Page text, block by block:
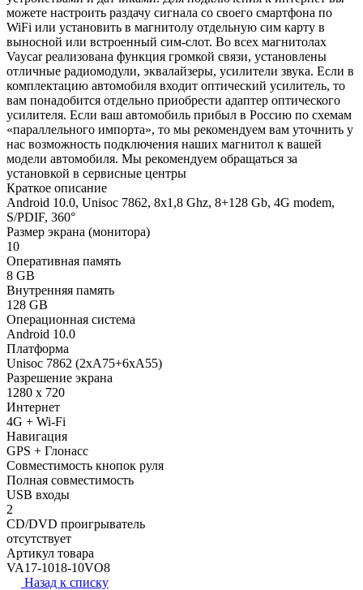
можете настроить раздачу сигнала со своего смартфона по
WiFi или установить в магнитолу отдельную сим карту в
выносной или встроенный сим-слот. Во всех магнитолах
Vaycar реализована функция громкой связи, установлены
отличные радиомодули, эквалайзеры, усилители звука. Если в
комплектацию автомобиля входит оптический усилитель, то
вам понадобится отдельно приобрести адаптер оптического
усилителя. Если ваш автомобиль прибыл в Россию по схемам
«параллельного импорта», то мы рекомендуем вам уточнить у
нас возможность подключения наших магнитол к вашей
модели автомобиля. Мы рекомендуем обращаться за
установкой в сервисные центры
Краткое описание
Android 10.0, Unisoc 7862, 8х1,8 Ghz, 8+128 Gb, 4G modem,
S/PDIF, 360°
Размер экрана (монитора)
10
Оперативная память
8 GB
Внутренняя память
128 GB
Операционная система
Android 10.0
Платформа
Unisoc 7862 (2xA75+6xA55)
Разрешение экрана
1280 x 720
Интернет
4G + Wi-Fi
Навигация
GPS + Глонасс
Совместимость кнопок руля
Полная совместимость
USB входы
2
CD/DVD проигрыватель
отсутствует
Артикул товара
VA17-1018-10VO8
Назад к списку